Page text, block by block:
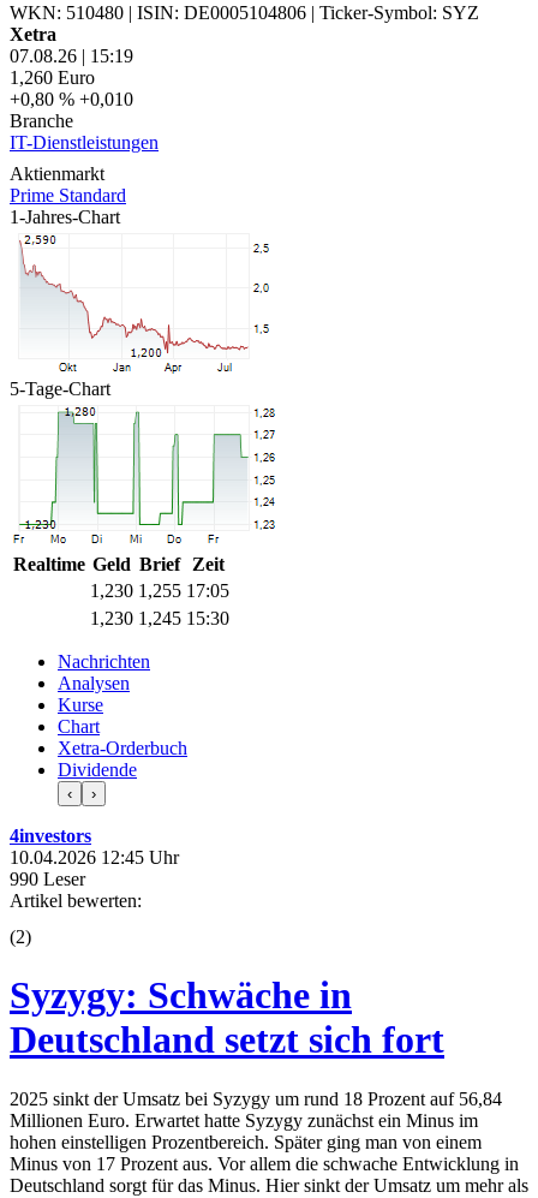
WKN: 510480 | ISIN: DE0005104806 | Ticker-Symbol: SYZ
Xetra
07.08.26 | 15:19
1,260 Euro
+0,80 % +0,010
Branche
IT-Dienstleistungen
Aktienmarkt
Prime Standard
1-Jahres-Chart
5-Tage-Chart
Realtime Geld Brief
Zeit
1,230 1,255 17:05
1,230 1,245 15:30
Nachrichten
Analysen
Kurse
Chart
Xetra-Orderbuch
Dividende
‹ ›
4investors
10.04.2026 12:45 Uhr
990 Leser
Artikel bewerten:
(2)
Syzygy: Schwäche in
Deutschland setzt sich fort
2025 sinkt der Umsatz bei Syzygy um rund 18 Prozent auf 56,84
Millionen Euro. Erwartet hatte Syzygy zunächst ein Minus im
hohen einstelligen Prozentbereich. Später ging man von einem
Minus von 17 Prozent aus. Vor allem die schwache Entwicklung in
Deutschland sorgt für das Minus. Hier sinkt der Umsatz um mehr als